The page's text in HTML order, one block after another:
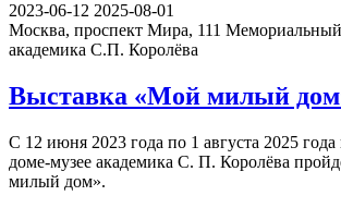
2023-06-12 2025-08-01
Москва, проспект Мира, 111
академика С.П. Королёва
Выставка «Мой милый
С 12 июня 2023 года по 1 августа 2025
доме-музее академика С. П. Королёва
милый дом».